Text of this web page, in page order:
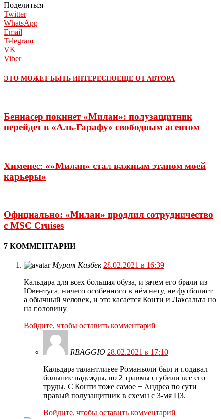
Поделиться
Twitter
WhatsApp
Email
Telegram
VK
Viber
ЭТО МОЖЕТ БЫТЬ ИНТЕРЕСНОЕЩЕ ОТ АВТОРА
Беннасер покинет «Милан»: полузащитник
перейдет в «Аль-Гарафу» свободным агентом
Хименес: «»Милан» стал важным этапом моей
карьеры»
Официально: «Милан» продлил сотрудничество
с MSC Cruises
7 КОММЕНТАРИИ
Мурат Казбек 28.02.2021 в 16:39
Кальдара для всех большая обуза, и зачем его брали из
Ювентуса, ничего особенного в нём нету, не футболист
а обычный человек, и это касается Конти и Лаксальта но
на половину
Войдите, чтобы оставить комментарий
RBAGGIO 28.02.2021 в 17:10
Кальдара талантливее Романьоли был и подавал
большие надежды, но 2 травмы сгубили все его
труды. С Конти тоже самое + Андреа по сути
правый полузащитник в схемы с 3-мя ЦЗ.
Войдите, чтобы оставить комментарий